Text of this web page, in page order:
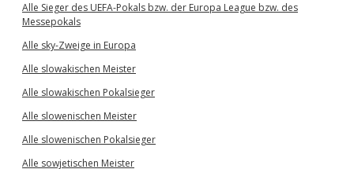
Alle Sieger des UEFA-Pokals bzw. der Europa League bzw. des
Messepokals
Alle sky-Zweige in Europa
Alle slowakischen Meister
Alle slowakischen Pokalsieger
Alle slowenischen Meister
Alle slowenischen Pokalsieger
Alle sowjetischen Meister